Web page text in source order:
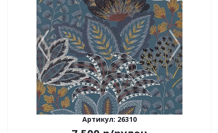
Артикул: 26310